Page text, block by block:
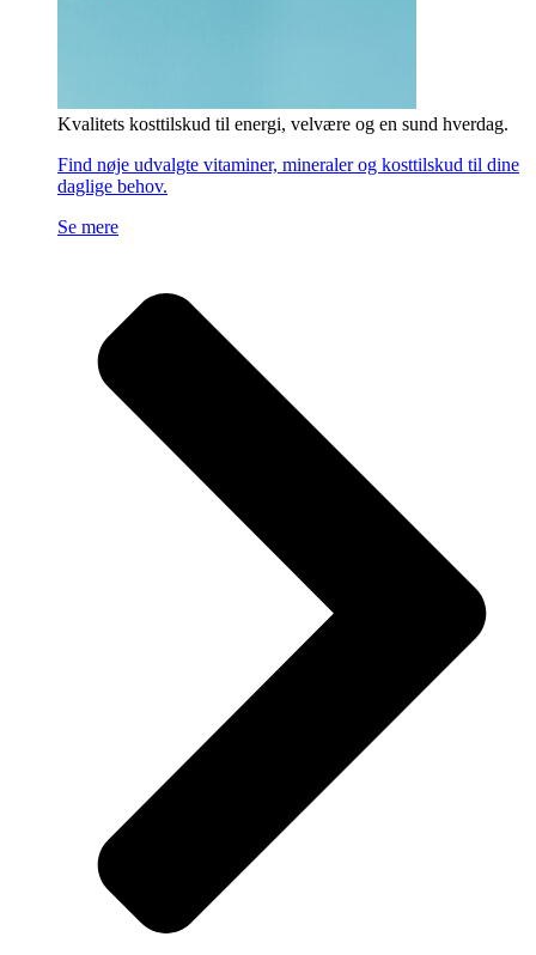
Kvalitets kosttilskud til energi, velvære og en sund hverdag.
Find nøje udvalgte vitaminer, mineraler og kosttilskud til dine
daglige behov.
Se mere